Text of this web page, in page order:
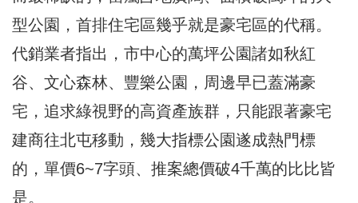
型公園，首排住宅區幾乎就是豪宅區的代稱。
代銷業者指出，市中心的萬坪公園諸如秋紅
谷、文心森林、豐樂公園，周邊早已蓋滿豪
宅，追求綠視野的高資產族群，只能跟著豪宅
建商往北屯移動，幾大指標公園遂成熱門標
的，單價6~7字頭、推案總價破4千萬的比比皆
是。